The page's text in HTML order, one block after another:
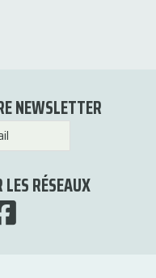
NEWSLETTER
RÉSEAUX